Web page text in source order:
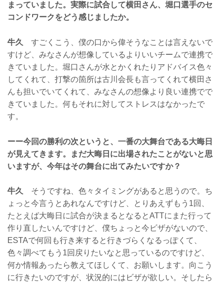
まっていました。実際に試合して横田さん、堀口選手のセ
コンドワークをどう感じましたか。
牛久
すごくこう、僕の口から偉そうなことは言えないで
すけど、みなさんが想像しているよりいいチームで連携で
きていました。堀口さんが水とかくれたりアドバイス色々
してくれて、打撃の箇所は古川会長も言ってくれて横田さ
んも担いでいてくれて、みなさんの想像より良い連携でで
きていました。何もそれに対してストレスはなかったで
す。
ーー今回の勝利の次というと、一番の大舞台である大晦日
が見えてきます。まだ大晦日に出場されたことがないと思
いますが、今年はその舞台に出てみたいですか？
牛久
そうですね、色々タイミングがあると思うので。ち
ょっと今言うとあれなんですけど、とりあえずもう1回、
たとえば大晦日に試合が決まるとなるとATTにまた行って
作り直したいんですけど、僕ちょっと今ビザがないので、
ESTAで何回も行き来すると行きづらくなるっぽくて、
色々調べてもう1回戻りたいなと思っているのですけど、
何か情報あったら教えてほしくて、お願いします。向こう
に行きたいのですが、状況的にはビザが欲しい。そしたら